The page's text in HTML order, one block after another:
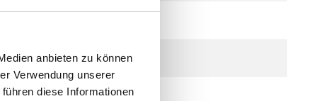
anbieten zu können
Verwendung unserer
diese Informationen